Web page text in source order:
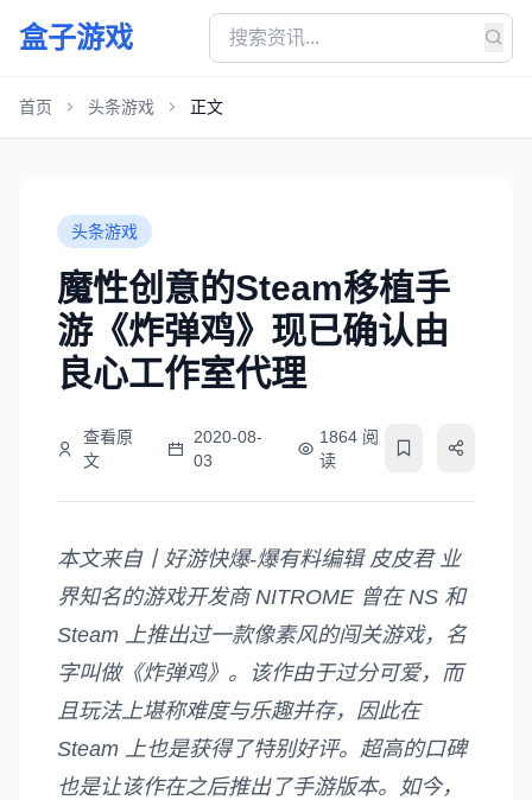
盒子游戏
首页 头条游戏 正文
头条游戏
魔性创意的Steam移植手
游《炸弹鸡》现已确认由
良心工作室代理
查看原
文
2020-08-
03
1864 阅
读
本文来自丨好游快爆-爆有料编辑 皮皮君 业
界知名的游戏开发商 NITROME 曾在 NS 和
Steam 上推出过一款像素风的闯关游戏，名
字叫做《炸弹鸡》。该作由于过分可爱，而
且玩法上堪称难度与乐趣并存，因此在
Steam 上也是获得了特别好评。超高的口碑
也是让该作在之后推出了手游版本。如今，